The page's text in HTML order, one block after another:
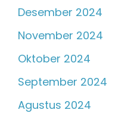
Desember 2024
November 2024
Oktober 2024
September 2024
Agustus 2024